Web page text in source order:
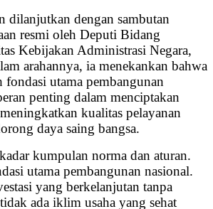
dilanjutkan dengan sambutan
resmi oleh Deputi Bidang
Kebijakan Administrasi Negara,
arahannya, ia menekankan bahwa
utama pembangunan
penting dalam menciptakan
kualitas pelayanan
daya saing bangsa.
kumpulan norma dan aturan.
utama pembangunan nasional.
yang berkelanjutan tanpa
ada iklim usaha yang sehat